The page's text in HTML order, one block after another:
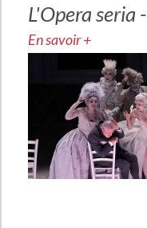
L'Opera seria
En savoir +